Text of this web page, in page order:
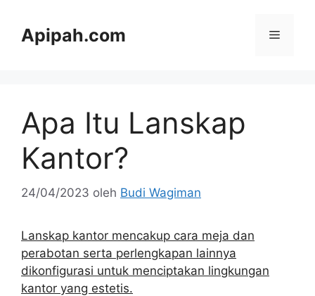
Apipah.com Menu
Apa Itu Lanskap
Kantor?
24/04/2023 oleh Budi Wagiman
Lanskap kantor mencakup cara meja dan
perabotan serta perlengkapan lainnya
dikonfigurasi untuk menciptakan lingkungan
kantor yang estetis.